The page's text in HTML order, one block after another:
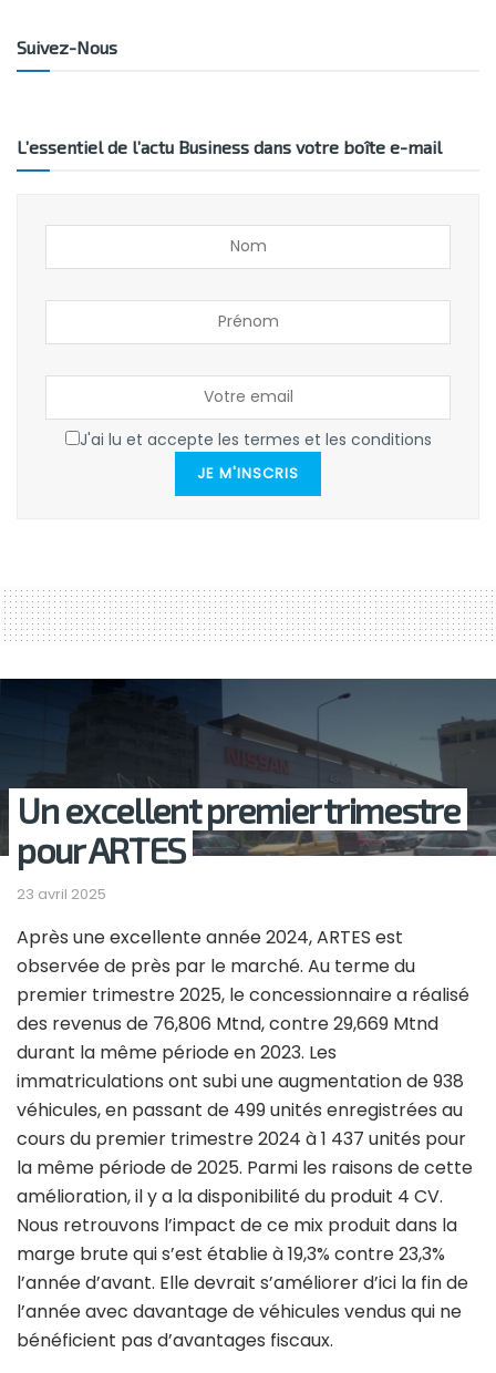
Suivez-Nous
L’essentiel de l’actu Business dans votre boîte e-mail
J'ai lu et accepte les termes et les conditions
JE M'INSCRIS
Un excellent premier trimestre
pour ARTES
23 avril 2025
Après une excellente année 2024, ARTES est
observée de près par le marché. Au terme du
premier trimestre 2025, le concessionnaire a réalisé
des revenus de 76,806 Mtnd, contre 29,669 Mtnd
durant la même période en 2023. Les
immatriculations ont subi une augmentation de 938
véhicules, en passant de 499 unités enregistrées au
cours du premier trimestre 2024 à 1 437 unités pour
la même période de 2025. Parmi les raisons de cette
amélioration, il y a la disponibilité du produit 4 CV.
Nous retrouvons l’impact de ce mix produit dans la
marge brute qui s’est établie à 19,3% contre 23,3%
l’année d’avant. Elle devrait s’améliorer d’ici la fin de
l’année avec davantage de véhicules vendus qui ne
bénéficient pas d’avantages fiscaux.